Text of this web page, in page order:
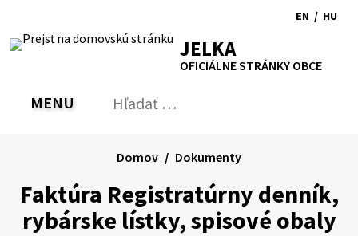
obsah
RSS MapaTlačiť
Zvýšiť
kontrast
písmapísma
EN
to
/ HU
JELKA
OFICIÁLNE STRÁNKY OBCE
PREPNÚŤ
MENU Hľadať:
Faktúra Registratúrny denník,
rybárske lístky, spisové obaly
Domov Dokumenty